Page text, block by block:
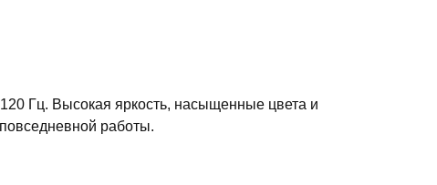
Гц. Высокая яркость, насыщенные цвета и
работы.